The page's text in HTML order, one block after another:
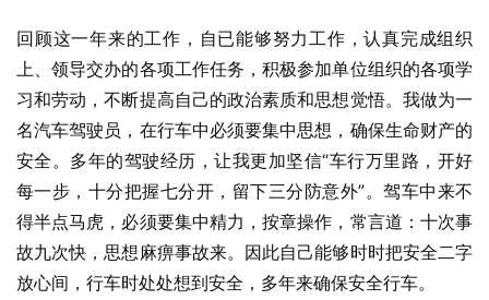
回顾这一年来的工作，自已能够努力工作，认真完成组织
上、领导交办的各项工作任务，积极参加单位组织的各项学
习和劳动，不断提高自己的政治素质和思想觉悟。我做为一
名汽车驾驶员，在行车中必须要集中思想，确保生命财产的
安全。多年的驾驶经历，让我更加坚信“车行万里路，开好
每一步，十分把握七分开，留下三分防意外”。驾车中来不
得半点马虎，必须要集中精力，按章操作，常言道：十次事
故九次快，思想麻痹事故来。因此自己能够时时把安全二字
放心间，行车时处处想到安全，多年来确保安全行车。